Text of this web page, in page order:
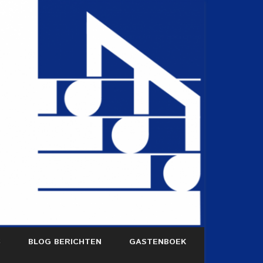
BLOG BERICHTEN GASTENBOEK